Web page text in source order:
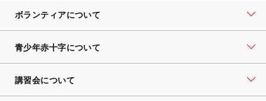
ボランティアについて
青少年赤十字について
講習会について